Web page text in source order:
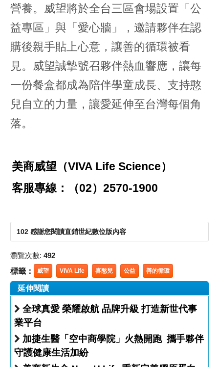
營養。威望將於全台三區會場設置「公
益專區」與「愛心牆」，邀請夥伴在認
購後親手貼上心意，讓善的循環被看
見。威望誠摯號召夥伴熱血響應，讓每
一份餐盒都成為陪伴學童成長、支持憨
兒自立的力量，讓愛延伸至台灣每個角
落。
美商威望（VIVA Life Science）
客服專線：（02）2570-1900
102 感謝您閱讀直銷世紀數位版內容
瀏覽次數: 492
標籤： 威望 VIVA Life 喜憨兒 公益 善的循環
延伸閱讀
全球真愛 榮耀啟航 品牌升級 打造新世代事
業平台
加捷生醫「空中商學院」火熱開跑 攜手夥伴
守護健康生活加紛